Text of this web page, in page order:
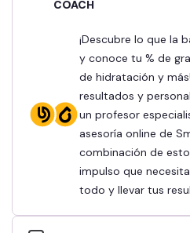
COACH
¡Descubre lo que la balanza común no te dice
y conoce tu % de
de hidratación y
resultados y
un profesor
asesoría online de
combinación de
impulso que
todo y llevar tus